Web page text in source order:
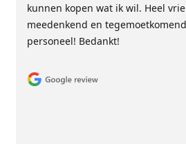
kunnen kopen wat ik wil. Heel
meedenkend en tegemoetkomend
personeel! Bedankt!